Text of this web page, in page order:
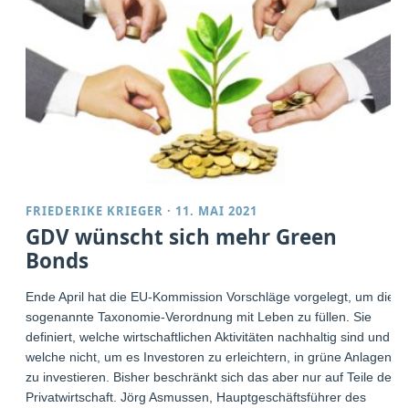
FRIEDERIKE KRIEGER · 11. MAI 2021
GDV wünscht sich mehr Green
Bonds
Ende April hat die EU-Kommission Vorschläge vorgelegt, um die
sogenannte Taxonomie-Verordnung mit Leben zu füllen. Sie
definiert, welche wirtschaftlichen Aktivitäten nachhaltig sind und
welche nicht, um es Investoren zu erleichtern, in grüne Anlagen
zu investieren. Bisher beschränkt sich das aber nur auf Teile der
Privatwirtschaft. Jörg Asmussen, Hauptgeschäftsführer des